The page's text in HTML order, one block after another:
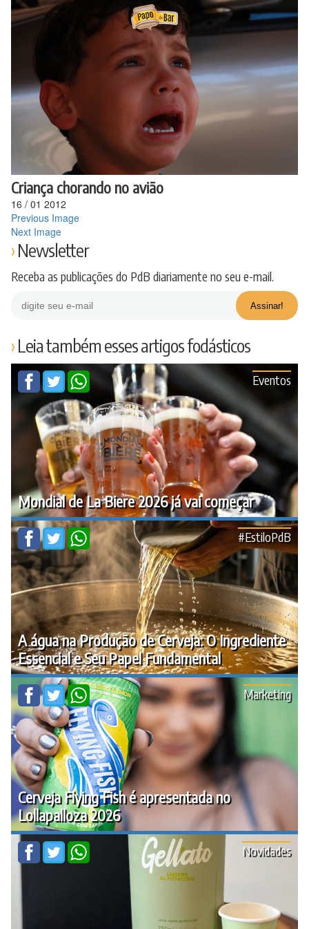
para
Criança chorando no avião
16 / 01 2012
Previous Image
Next Image
Newsletter
Receba as publicações do PdB diariamente no seu e-mail.
Leia também esses artigos fodásticos
Mondial de La Biere 2026 já vai começar
Eventos
A água na Produção de Cerveja: O Ingrediente
Essencial e Seu Papel Fundamental
#EstiloPdB
Cerveja Flying Fish é apresentada no
Lollapalloza 2026
Marketing
Novidades